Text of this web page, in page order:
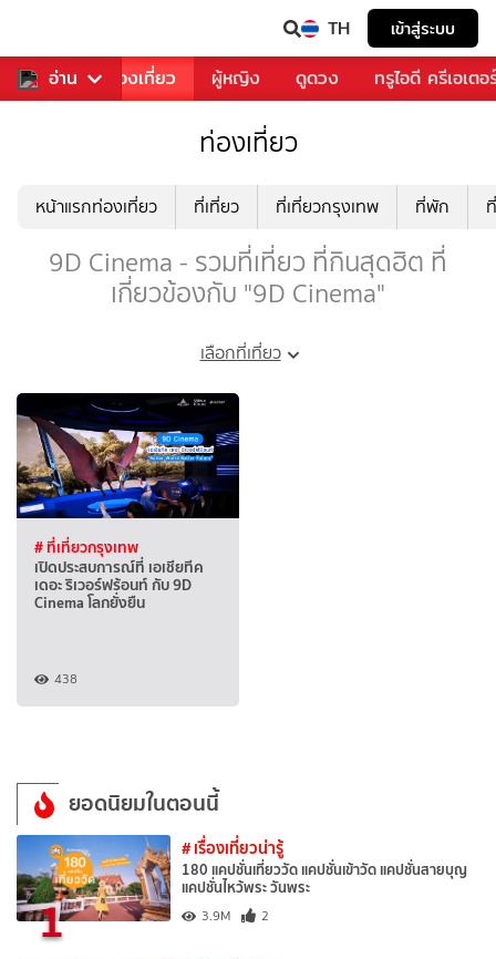
TH เข้าสู่ระบบ
อ่าน
อาหาร ท่องเที่ยว ผู้หญิง ดูดวง ทรูไอดี ครีเอเตอ
ท่องเที่ยว
หน้าแรกท่องเที่ยว ที่เที่ยว ที่เที่ยวกรุงเทพ ที่พัก
9D Cinema - รวมที่เที่ยว ที่กินสุดฮิต ที่
เกี่ยวข้องกับ "9D Cinema"
เลือกที่เที่ยว
# ที่เที่ยวกรุงเทพ
เปิดประสบการณ์ที่ เอเชียทีค
เดอะ ริเวอร์ฟร้อนท์ กับ 9D
Cinema โลกยั่งยืน
438
ยอดนิยมในตอนนี้
1
# เรื่องเที่ยวน่ารู้
180 แคปชั่นเที่ยววัด แคปชั่นเข้าวัด แคปชั่นสายบุญ
แคปชั่นไหว้พระ วันพระ
3.9M 2